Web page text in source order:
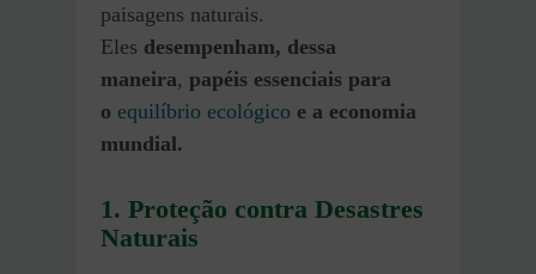
paisagens naturais.
Eles desempenham, dessa
maneira, papéis essenciais para
o equilíbrio ecológico e a economia
mundial.
1. Proteção contra Desastres
Naturais